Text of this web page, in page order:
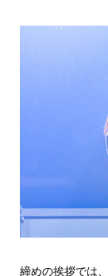
締めの挨拶では